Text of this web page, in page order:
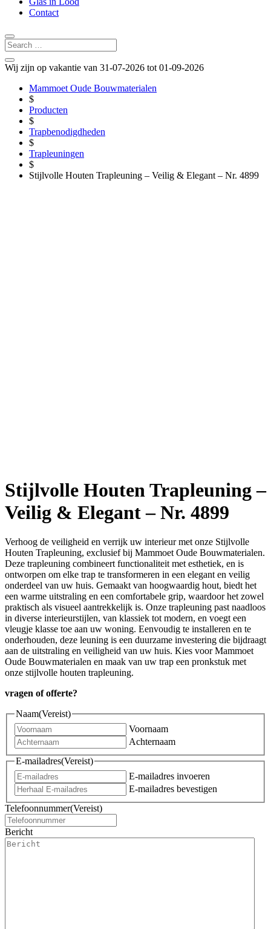
Contact
Wij zijn op vakantie van 31-07-2026 tot 01-09-2026
Mammoet Oude Bouwmaterialen
$
Producten
$
Trapbenodigdheden
$
Trapleuningen
$
Stijlvolle Houten Trapleuning – Veilig & Elegant – Nr. 4899
Stijlvolle Houten Trapleuning –
Veilig & Elegant – Nr. 4899
Verhoog de veiligheid en verrijk uw interieur met onze Stijlvolle
Houten Trapleuning, exclusief bij Mammoet Oude Bouwmaterialen.
Deze trapleuning combineert functionaliteit met esthetiek, en is
ontworpen om elke trap te transformeren in een elegant en veilig
onderdeel van uw huis. Gemaakt van hoogwaardig hout, biedt het
een warme uitstraling en een comfortabele grip, waardoor het zowel
praktisch als visueel aantrekkelijk is. Onze trapleuning past naadloos
in diverse interieurstijlen, van klassiek tot modern, en voegt een
vleugje klasse toe aan uw woning. Eenvoudig te installeren en te
onderhouden, deze leuning is een duurzame investering die bijdraagt
aan de uitstraling en veiligheid van uw huis. Kies voor Mammoet
Oude Bouwmaterialen en maak van uw trap een pronkstuk met
onze stijlvolle houten trapleuning.
vragen of offerte?
Naam(Vereist)
Voornaam
Achternaam
E-mailadres(Vereist)
E-mailadres invoeren
E-mailadres bevestigen
Telefoonnummer(Vereist)
Bericht